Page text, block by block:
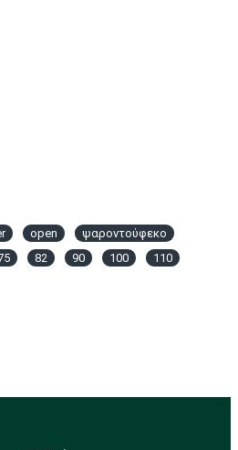
open
ψαροντούφεκο
82 90 100
110